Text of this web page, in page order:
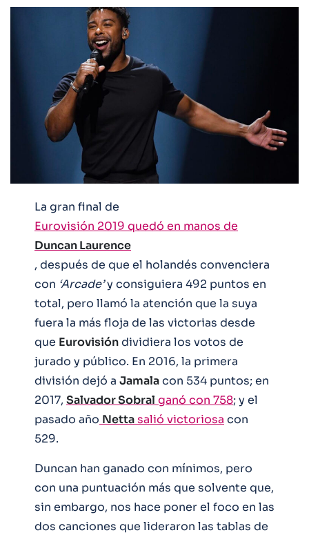
La gran final de
Eurovisión 2019 quedó en manos de
Duncan Laurence
, después de que el holandés convenciera
con ‘Arcade’y consiguiera 492 puntos en
total, pero llamó la atención que la suya
fuera la más floja de las victorias desde
que Eurovisióndividiera los votos de
jurado y público. En 2016, la primera
división dejó a Jamalacon 534 puntos; en
2017, Salvador Sobral ganó con 758; y el
pasado año Nettasalió victoriosa con
529.
Duncan han ganado con mínimos, pero
con una puntuación más que solvente que,
sin embargo, nos hace poner el foco en las
dos canciones que lideraron las tablas de